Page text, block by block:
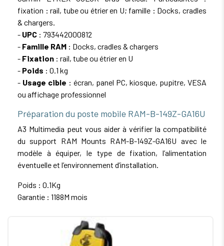
fixation : rail, tube ou étrier en U; famille : Docks, cradles
& chargers.
- UPC : 793442000812
- Famille RAM : Docks, cradles & chargers
- Fixation : rail, tube ou étrier en U
- Poids : 0.1 kg
- Usage cible : écran, panel PC, kiosque, pupitre, VESA
ou affichage professionnel
Préparation du poste mobile RAM-B-149Z-GA16U
A3 Multimedia peut vous aider à vérifier la compatibilité
du support RAM Mounts RAM-B-149Z-GA16U avec le
modèle à équiper, le type de fixation, l’alimentation
éventuelle et l’environnement d’installation.
Poids : 0.1Kg
Garantie : 1188M mois